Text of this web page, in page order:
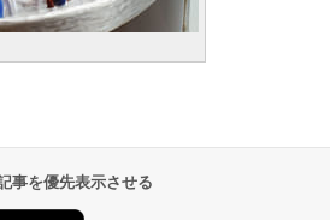
事を優先表示させる